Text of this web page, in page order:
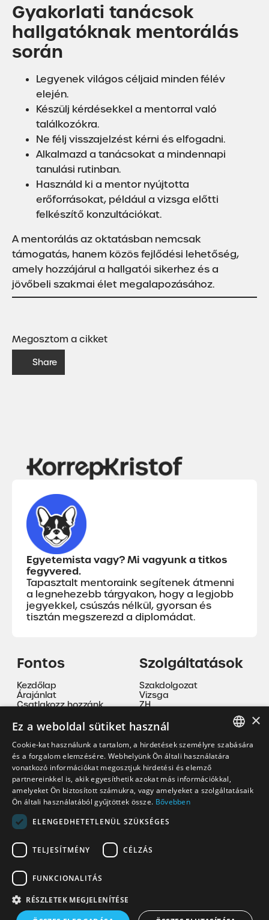
Gyakorlati tanácsok
hallgatóknak mentorálás
során
Legyenek világos céljaid minden félév
elején.
Készülj kérdésekkel a mentorral való
találkozókra.
Ne félj visszajelzést kérni és elfogadni.
Alkalmazd a tanácsokat a mindennapi
tanulási rutinban.
Használd ki a mentor nyújtotta
erőforrásokat, például a vizsga előtti
felkészítő konzultációkat.
A mentorálás az oktatásban nemcsak
támogatás, hanem közös fejlődési lehetőség,
amely hozzájárul a hallgatói sikerhez és a
jövőbeli szakmai élet megalapozásához.
Megosztom a cikket
Share
Egyetemista vagy? Mi vagyunk a titkos
fegyvered.
Tapasztalt mentoraink segítenek átmenni
a legnehezebb tárgyakon, hogy a legjobb
jegyekkel, csúszás nélkül, gyorsan és
tisztán megszerezd a diplomádat.
Fontos
Kezdőlap
Árajánlat
Csatlakozz hozzánk
Adatvédelmi nyilatkozat
Cookie tájékoztató
Szolgáltatások
Szakdolgozat
Vizsga
ZH
Nyelvoktatás
Magánóra
Szakmai gyakorlat
Mentorálás
Kapcsolat
korrepkristof@gmail.com
+36 30 335 9094
Copyright© 2026 korrepkristof.hu - Minden jog fenntartva!
HUNGARIAN
×
Ez a weboldal sütiket használ
Cookie-kat használunk a tartalom, a hirdetések személyre szabására
és a forgalom elemzésére. Webhelyünk Ön általi használatára
vonatkozó információkat megosztjuk hirdetési és elemző
partnereinkkel is, akik egyesíthetik azokat más információkkal,
amelyeket Ön biztosított számukra, vagy amelyeket a szolgáltatásaik
Ön általi használatából gyűjtöttek össze. Bővebben
ELENGEDHETETLENÜL SZÜKSÉGES
TELJESÍTMÉNY CÉLZÁS
FUNKCIONALITÁS
RÉSZLETEK MEGJELENÍTÉSE